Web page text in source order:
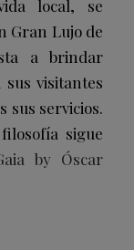
local, se
Gran Lujo de
a brindar
visitantes
sus servicios.
sigue
by Óscar